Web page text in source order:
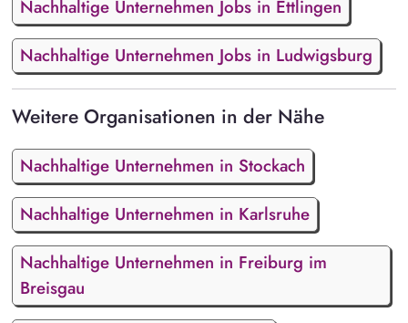
Nachhaltige Unternehmen Jobs in Ettlingen
Nachhaltige Unternehmen Jobs in Ludwigsburg
Weitere Organisationen in der Nähe
Nachhaltige Unternehmen in Stockach
Nachhaltige Unternehmen in Karlsruhe
Nachhaltige Unternehmen in Freiburg im
Breisgau